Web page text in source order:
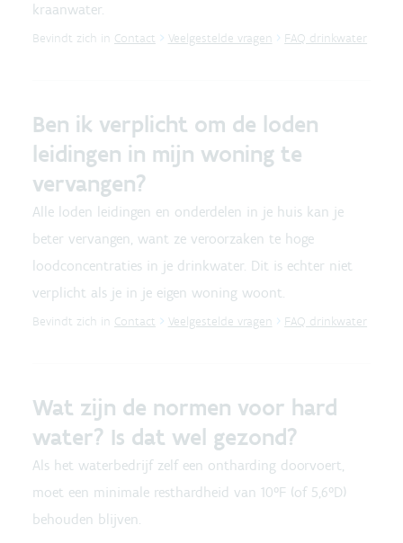
kraanwater.
Bevindt zich in Contact Veelgestelde vragen FAQ drinkwater
Ben ik verplicht om de loden
leidingen in mijn woning te
vervangen?
Alle loden leidingen en onderdelen in je huis kan je
beter vervangen, want ze veroorzaken te hoge
loodconcentraties in je drinkwater. Dit is echter niet
verplicht als je in je eigen woning woont.
Bevindt zich in Contact Veelgestelde vragen FAQ drinkwater
Wat zijn de normen voor hard
water? Is dat wel gezond?
Als het waterbedrijf zelf een ontharding doorvoert,
moet een minimale resthardheid van 10°F (of 5,6°D)
behouden blijven.